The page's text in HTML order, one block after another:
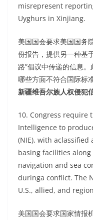
misrepresent
Uyghurs in Xinjiang.
美国国会要求美国国务
份报告，提供另一种基
路”倡议中传递的信息
哪些方面不符合国际标
新疆维吾尔族人权侵犯
10. Congress require
Intelligence to
(NIE), with
basing facilities
navigation and sea
duringa conflict. The
U.S., allied, and
美国国会要求国家情报